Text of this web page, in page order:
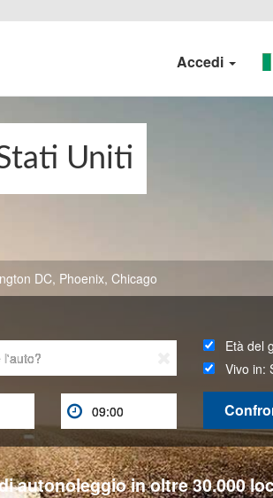
Accedi
Uniti
DC, Phoenix, Chicago

Età del
Vivo in:
autonoleggio in oltre 30.000